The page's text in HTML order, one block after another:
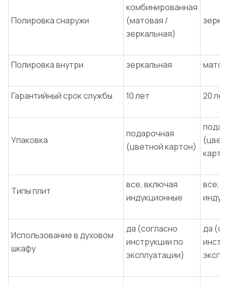
Полировка снаружи
комбинированная
(матовая /
зеркальная)
Полировка внутри зеркальная
Гарантийный срок службы 10 лет 20 лет
Упаковка
подарочная
(цветной картон)
Типы плит
все, включая
индукционные
все,
Использование в духовом
шкафу
да (согласно
инструкции по
эксплуатации)
да